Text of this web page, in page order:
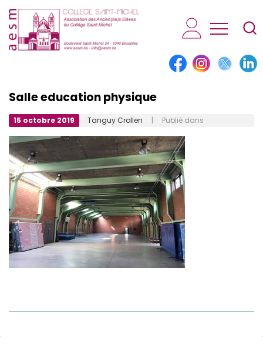
AESM...
Salle education physique
15 octobre 2019 Tanguy Crollen | Publié dans